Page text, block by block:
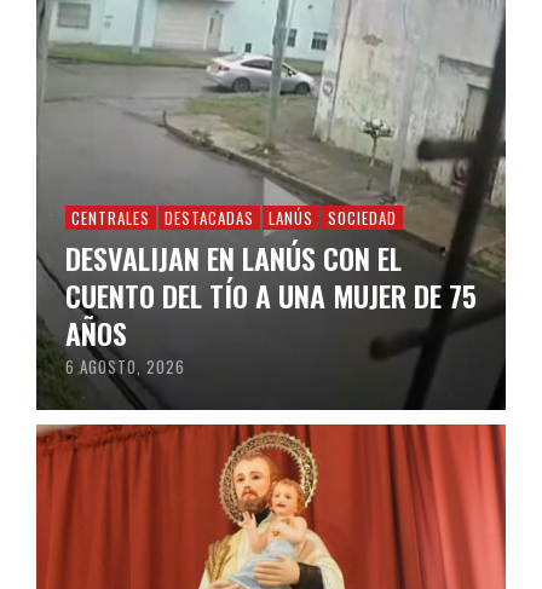
CENTRALES DESTACADAS LANÚS SOCIEDAD
DESVALIJAN EN LANÚS CON EL
CUENTO DEL TÍO A UNA MUJER DE 75
AÑOS
6 AGOSTO, 2026